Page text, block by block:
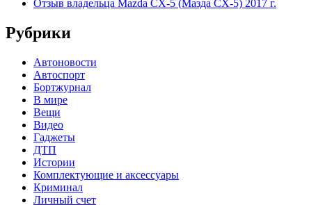
Отзыв владельца Mazda CX-5 (Мазда СХ-5) 2017 г.
Рубрики
Автоновости
Автоспорт
Бортжурнал
В мире
Вещи
Видео
Гаджеты
ДТП
Истории
Комплектующие и аксессуары
Криминал
Личный счет